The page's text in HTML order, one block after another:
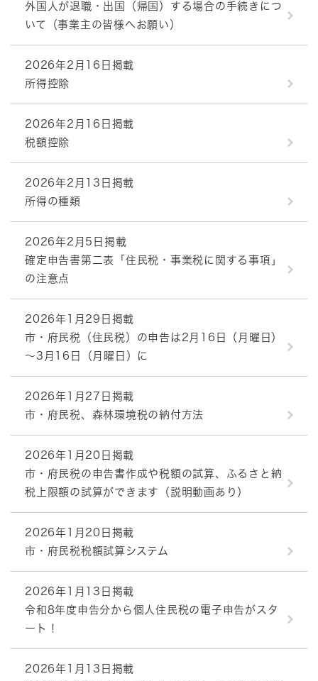
外国人が退職・出国（帰国）する場合の手続きにつ
いて（事業主の皆様へお願い）
2026年2月16日掲載
所得控除
2026年2月16日掲載
税額控除
2026年2月13日掲載
所得の種類
2026年2月5日掲載
確定申告書第二表「住民税・事業税に関する事項」
の注意点
2026年1月29日掲載
市・府民税（住民税）の申告は2月16日（月曜日）
～3月16日（月曜日）に
2026年1月27日掲載
市・府民税、森林環境税の納付方法
2026年1月20日掲載
市・府民税の申告書作成や税額の試算、ふるさと納
税上限額の試算ができます（説明動画あり）
2026年1月20日掲載
市・府民税税額試算システム
2026年1月13日掲載
令和8年度申告分から個人住民税の電子申告がスタ
ート！
2026年1月13日掲載